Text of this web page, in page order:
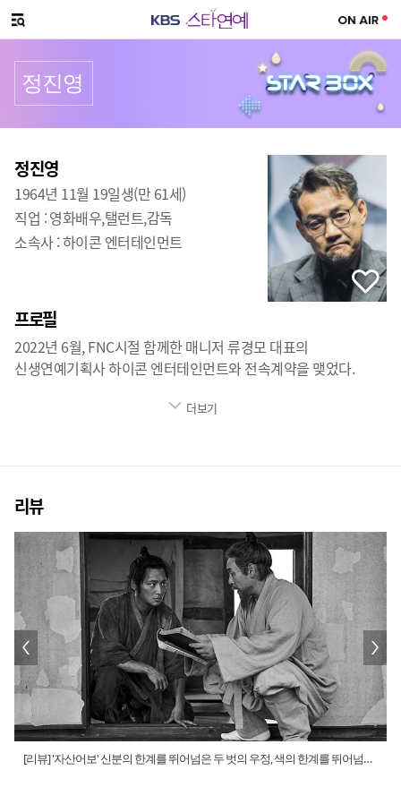
메뉴 열기
정진영
프로필
정진영
1964년 11월 19일생(만 61세)
직업 :영화배우,탤런트,감독
소속사 :하이콘 엔터테인먼트
프로필
2022년 6월, FNC시절 함께한 매니저 류경모 대표의
신생연예기획사 하이콘 엔터테인먼트와 전속계약을 맺었다.
더보기
리뷰
[리뷰] '자산어보' 신분의 한계를 뛰어넘은 두 벗의 우정, 색의 한계를 뛰어넘은